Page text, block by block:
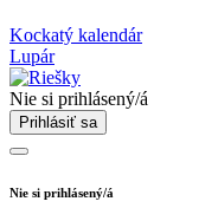
Kockatý kalendár
Lupár
Nie si prihlásený/á
Prihlásiť sa
Nie si prihlásený/á